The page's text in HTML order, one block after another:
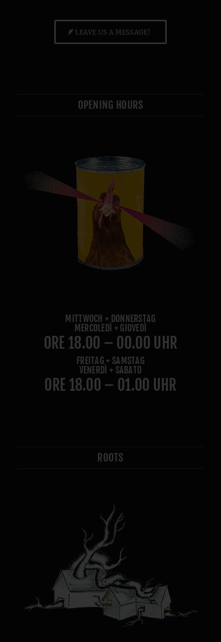
LEAVE US A MESSAGE!
OPENING HOURS
MITTWOCH + DONNERSTAG
MERCOLEDÌ + GIOVEDÌ
ORE 18.00 – 00.00 UHR
FREITAG + SAMSTAG
VENERDÌ + SABATO
ORE 18.00 – 01.00 UHR
ROOTS